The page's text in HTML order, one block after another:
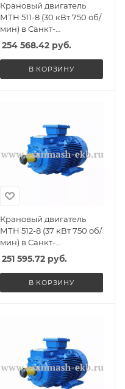
Крановый двигатель
МТН 511-8 (30 кВт 750 об/
мин) в Санкт-
Петербурге, Спб
254 568.42руб.
В КОРЗИНУ
Крановый двигатель
МТН 512-8 (37 кВт 750 об/
мин) в Санкт-
Петербурге, Спб
251 595.72руб.
В КОРЗИНУ